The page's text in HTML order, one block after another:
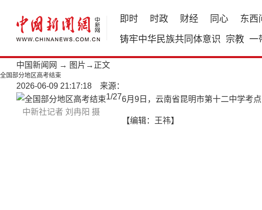
即时 时政 财经 同心 东西
铸牢中华民族共同体意识 宗教 一
中国新闻网 → 图片 →正文
全国部分地区高考结束
2026-06-09 21:17:18 来源：
中新社记者 刘冉阳 摄
1/276月9日，云南省昆明市第十二中学考
【编辑：王祎】